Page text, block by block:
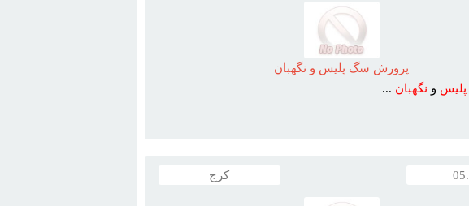
پرورش سگ پليس و نگهبان
پليس و نگهبان ...
کرج